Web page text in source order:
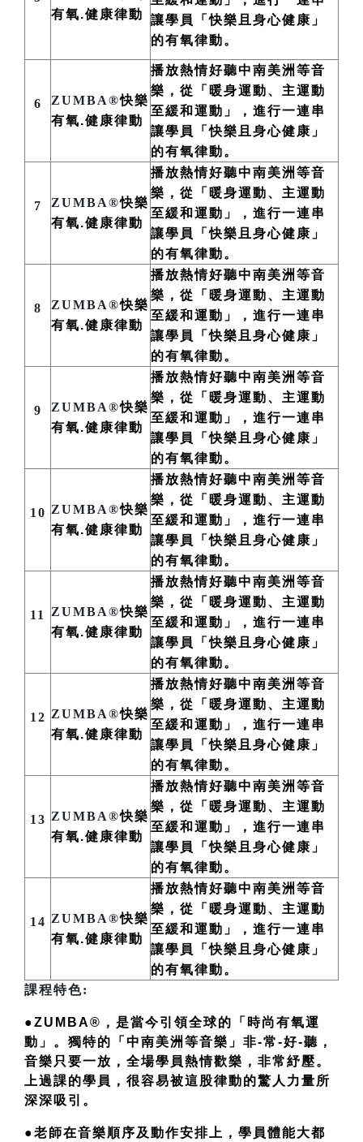
有氧.健康律動
讓學員「快樂且身心健康」
的有氧律動。
6 ZUMBA®快樂
有氧.健康律動
播放熱情好聽中南美洲 等音
樂，從「暖身運動、主運動
至緩和運動」，進行一連串
讓學員「快樂且身心健康」
的有氧律動。
7 ZUMBA®快樂
有氧.健康律動
播放熱情好聽中南美洲 等音
樂，從「暖身運動、主運動
至緩和運動」，進行一連串
讓學員「快樂且身心健康」
的有氧律動。
8 ZUMBA®快樂
有氧.健康律動
播放熱情好聽中南美洲 等音
樂，從「暖身運動、主運動
至緩和運動」，進行一連串
讓學員「快樂且身心健康」
的有氧律動。
9 ZUMBA®快樂
有氧.健康律動
播放熱情好聽中南美洲 等音
樂，從「暖身運動、主運動
至緩和運動」，進行一連串
讓學員「快樂且身心健康」
的有氧律動。
10 ZUMBA®快樂
有氧.健康律動
播放熱情好聽中南美洲 等音
樂，從「暖身運動、主運動
至緩和運動」，進行一連串
讓學員「快樂且身心健康」
的有氧律動。
11 ZUMBA®快樂
有氧.健康律動
播放熱情好聽中南美洲 等音
樂，從「暖身運動、主運動
至緩和運動」，進行一連串
讓學員「快樂且身心健康」
的有氧律動。
12 ZUMBA®快樂
有氧.健康律動
播放熱情好聽中南美洲 等音
樂，從「暖身運動、主運動
至緩和運動」，進行一連串
讓學員「快樂且身心健康」
的有氧律動。
13 ZUMBA®快樂
有氧.健康律動
播放熱情好聽中南美洲 等音
樂，從「暖身運動、主運動
至緩和運動」，進行一連串
讓學員「快樂且身心健康」
的有氧律動。
14 ZUMBA®快樂
有氧.健康律動
播放熱情好聽中南美洲 等音
樂，從「暖身運動、主運動
至緩和運動」，進行一連串
讓學員「快樂且身心健康」
的有氧律動。
課程特色:
●ZUMBA®，是當今引領全球的「時尚有氧運
動」。獨特的「中南美洲等音樂」非-常-好-聽，
音樂只要一放，全場學員熱情歡樂，非常紓壓。
上過課的學員，很容易被這股律動的驚人力量所
深深吸引。
●老師在音樂順序及動作安排上，學員體能大都